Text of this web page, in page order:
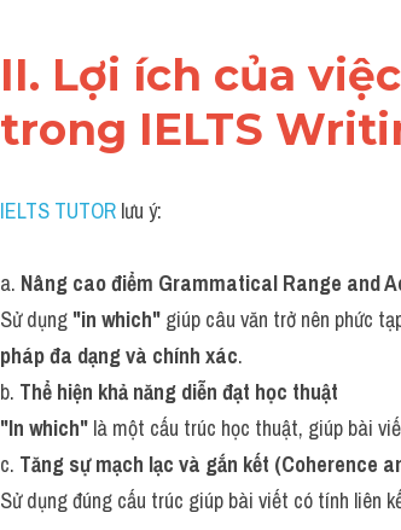
II. Lợi ích của
trong IELTS
IELTS TUTOR lưu ý:
a. Nâng cao điểm Grammatical Range and
Sử dụng "in which" giúp câu văn trở nên phức
pháp đa dạng và chính xác.
b. Thể hiện khả năng diễn đạt học thuật
"In which" là một cấu trúc học thuật, giúp bài
c. Tăng sự mạch lạc và gắn kết (Coherence
Sử dụng đúng cấu trúc giúp bài viết có tính liên